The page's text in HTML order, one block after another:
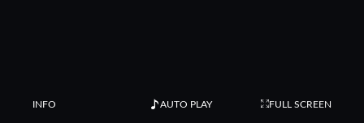
INFO AUTO PLAY FULL SCREEN